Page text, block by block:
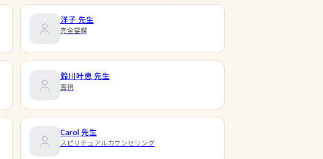
洋子 先生
完全霊媒
鈴川叶恵 先生
霊視
Carol先生
スピリチュアルカウンセリング